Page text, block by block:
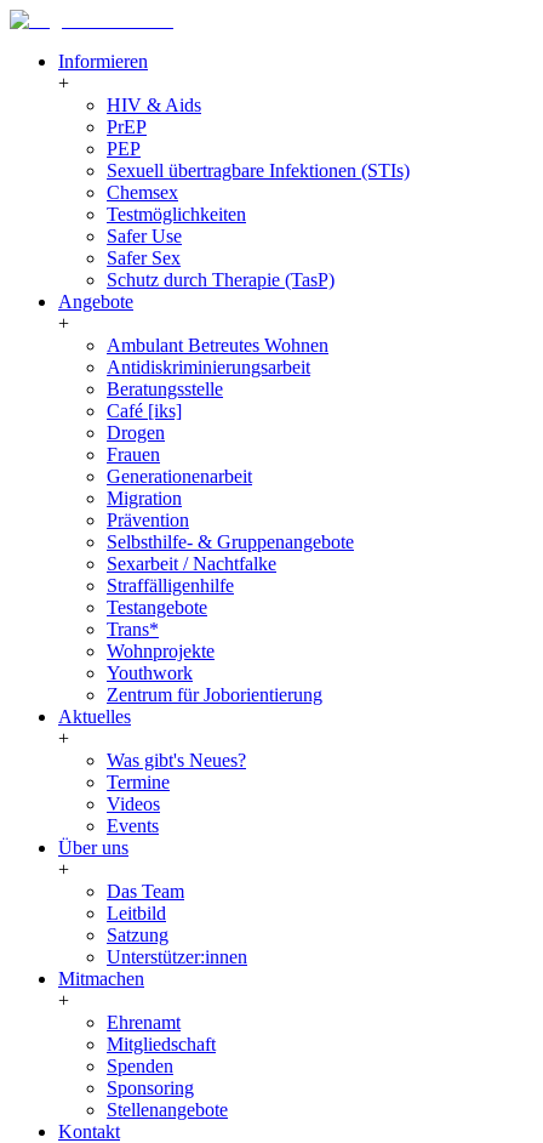
Informieren
+
HIV & Aids
PrEP
PEP
Sexuell übertragbare Infektionen (STIs)
Chemsex
Testmöglichkeiten
Safer Use
Safer Sex
Schutz durch Therapie (TasP)
Angebote
+
Ambulant Betreutes Wohnen
Antidiskriminierungsarbeit
Beratungsstelle
Café [iks]
Drogen
Frauen
Generationenarbeit
Migration
Prävention
Selbsthilfe- & Gruppenangebote
Sexarbeit / Nachtfalke
Straffälligenhilfe
Testangebote
Trans*
Wohnprojekte
Youthwork
Zentrum für Joborientierung
Aktuelles
+
Was gibt's Neues?
Termine
Videos
Events
Über uns
+
Das Team
Leitbild
Satzung
Unterstützer:innen
Mitmachen
+
Ehrenamt
Mitgliedschaft
Spenden
Sponsoring
Stellenangebote
Kontakt